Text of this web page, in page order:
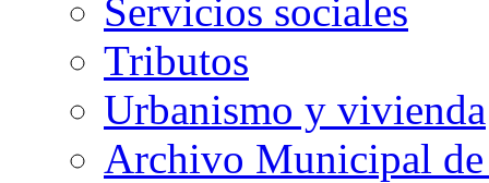
Servicios sociales
Tributos
Urbanismo y vivienda
Archivo Municipal de